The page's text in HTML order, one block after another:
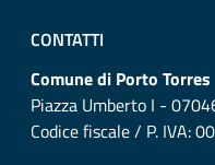
CONTATTI
Comune di Porto Torres
Piazza Umberto I -
Codice fiscale / P. IVA: